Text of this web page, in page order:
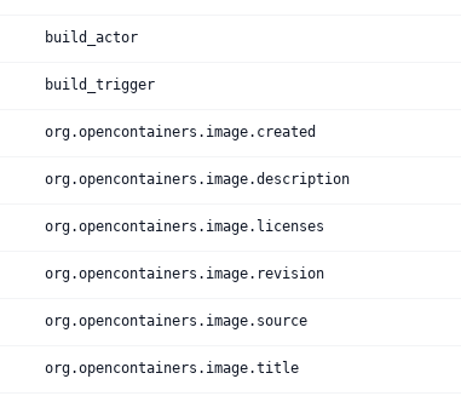
build_actor
build_trigger
org.opencontainers.image.created
org.opencontainers.image.description
org.opencontainers.image.licenses
org.opencontainers.image.revision
org.opencontainers.image.source
org.opencontainers.image.title